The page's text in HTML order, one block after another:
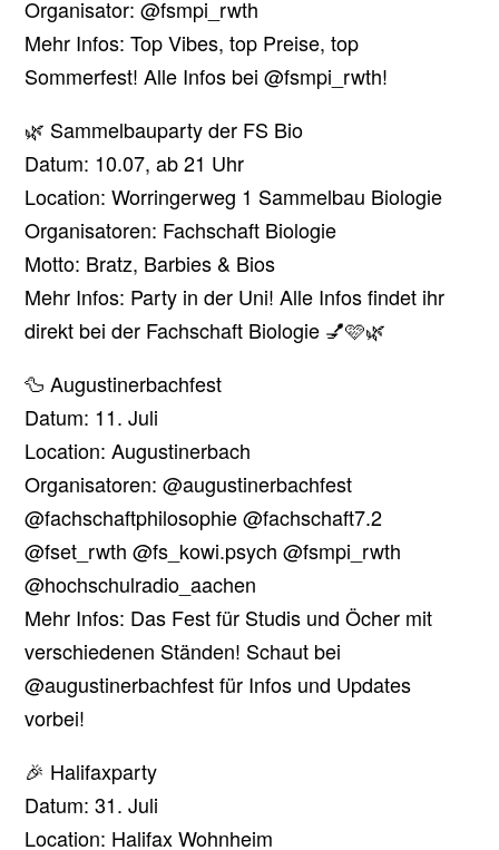
Organisator: @fsmpi_rwth
Mehr Infos: Top Vibes, top Preise, top
Sommerfest! Alle Infos bei @fsmpi_rwth!
🌿 Sammelbauparty der FS Bio
Datum: 10.07, ab 21 Uhr
Location: Worringerweg 1 Sammelbau Biologie
Organisatoren: Fachschaft Biologie
Motto: Bratz, Barbies & Bios
Mehr Infos: Party in der Uni! Alle Infos findet ihr
direkt bei der Fachschaft Biologie 💅🩷🌿
🦆 Augustinerbachfest
Datum: 11. Juli
Location: Augustinerbach
Organisatoren: @augustinerbachfest
@fachschaftphilosophie @fachschaft7.2
@fset_rwth @fs_kowi.psych @fsmpi_rwth
@hochschulradio_aachen
Mehr Infos: Das Fest für Studis und Öcher mit
verschiedenen Ständen! Schaut bei
@augustinerbachfest für Infos und Updates
vorbei!
🎉 Halifaxparty
Datum: 31. Juli
Location: Halifax Wohnheim